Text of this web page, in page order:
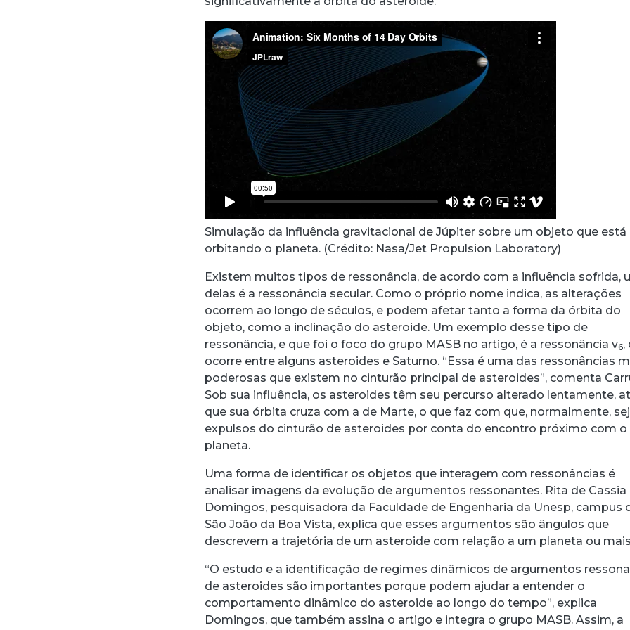
Simulação da influência gravitacional de Júpiter sobre um objeto que está
orbitando o planeta. (Crédito: Nasa/Jet Propulsion Laboratory)
Existem muitos tipos de ressonância, de acordo com a influência sofrida,
delas é a ressonância secular. Como o próprio nome indica, as alterações
ocorrem ao longo de séculos, e podem afetar tanto a forma da órbita do
objeto, como a inclinação do asteroide. Um exemplo desse tipo de
ressonância, e que foi o foco do grupo MASB no artigo, é a ressonância v6,
ocorre entre alguns asteroides e Saturno. “Essa é uma das ressonâncias
poderosas que existem no cinturão principal de asteroides”, comenta
Sob sua influência, os asteroides têm seu percurso alterado lentamente,
que sua órbita cruza com a de Marte, o que faz com que, normalmente,
expulsos do cinturão de asteroides por conta do encontro próximo com o
planeta.
Uma forma de identificar os objetos que interagem com ressonâncias é
analisar imagens da evolução de argumentos ressonantes. Rita de Cassia
Domingos, pesquisadora da Faculdade de Engenharia da Unesp, campus
São João da Boa Vista, explica que esses argumentos são ângulos que
descrevem a trajetória de um asteroide com relação a um planeta ou
“O estudo e a identificação de regimes dinâmicos de argumentos
de asteroides são importantes porque podem ajudar a entender o
comportamento dinâmico do asteroide ao longo do tempo”, explica
Domingos, que também assina o artigo e integra o grupo MASB. Assim, a